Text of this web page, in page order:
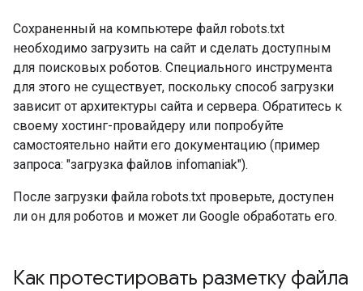
Сохраненный на компьютере файл robots.txt
необходимо загрузить на сайт и сделать доступным
для поисковых роботов. Специального инструмента
для этого не существует, поскольку способ загрузки
зависит от архитектуры сайта и сервера. Обратитесь к
своему хостинг-провайдеру или попробуйте
самостоятельно найти его документацию (пример
запроса: "загрузка файлов infomaniak").
После загрузки файла robots.txt проверьте, доступен
ли он для роботов и может ли Google обработать его.
Как протестировать разметку файла